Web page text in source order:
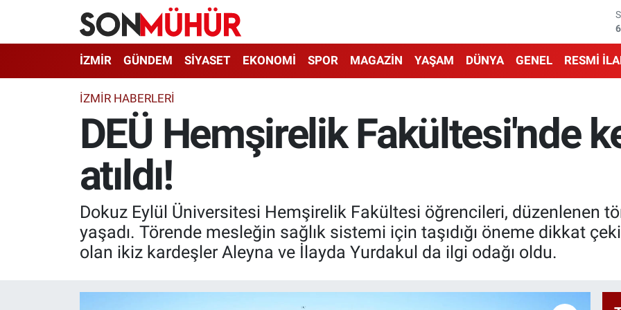
İZMİR GÜNDEM SİYASET EKONOMİ SPOR MAGAZİN YAŞAM DÜNYA GENEL RESMİ
İZMIR HABERLERI
DEÜ Hemşirelik Fakültesi'nde
atıldı!
Dokuz Eylül Üniversitesi Hemşirelik Fakültesi öğrencileri, düzenlenen
yaşadı. Törende mesleğin sağlık sistemi için taşıdığı öneme dikkat
olan ikiz kardeşler Aleyna ve İlayda Yurdakul da ilgi odağı oldu.
İzmir Nöbetçi Eczaneler
İzmir Hava Durumu
İzmir Namaz Vakitleri
İzmir Trafik Yoğunluk Haritası
Süper Lig Puan Durumu ve Fikstür
Tüm Manşetler